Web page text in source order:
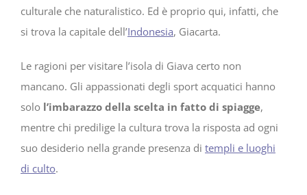
culturale che naturalistico. Ed è proprio qui, infatti, che
si trova la capitale dell’Indonesia, Giacarta.
Le ragioni per visitare l’isola di Giava certo non
mancano. Gli appassionati degli sport acquatici hanno
solo l’imbarazzo della scelta in fatto di spiagge,
mentre chi predilige la cultura trova la risposta ad ogni
suo desiderio nella grande presenza di templi e luoghi
di culto.